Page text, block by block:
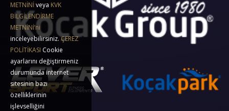
METNİNİveya KVK
BİLGİLENDİRME
METNİNİ’ni
inceleyebilirsiniz.ÇEREZ
POLİTİKASI Cookie
ayarlarını değiştirmeniz
durumunda internet
sitesinin bazı
özelliklerinin
işlevselliğini